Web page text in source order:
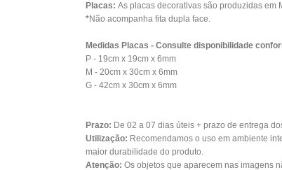
Placas: As placas decorativas são produzidas em
*Não acompanha fita dupla face.
Medidas Placas - Consulte disponibilidade
P - 19cm x 19cm x 6mm
M - 20cm x 30cm x 6mm
G - 42cm x 30cm x 6mm
Prazo: De 02 a 07 dias úteis + prazo de entrega
Utilização: Recomendamos o uso em ambiente
maior durabilidade do produto.
Atenção: Os objetos que aparecem nas imagens